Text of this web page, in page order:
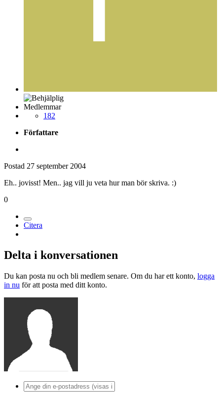
Medlemmar
182
Författare
Postad 27 september 2004
Eh.. jovisst! Men.. jag vill ju veta hur man bör skriva. :)
0
Citera
Delta i konversationen
Du kan posta nu och bli medlem senare. Om du har ett konto, logga
in nu för att posta med ditt konto.